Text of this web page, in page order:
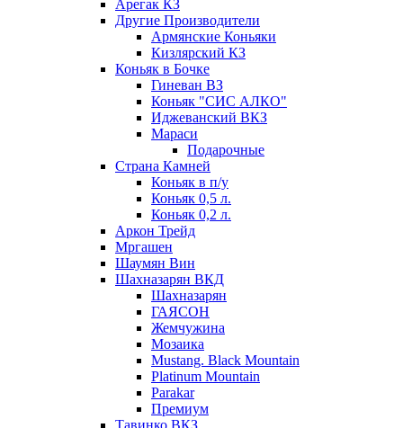
Арегак КЗ
Другие Производители
Армянские Коньяки
Кизлярский КЗ
Коньяк в Бочке
Гиневан ВЗ
Коньяк "СИС АЛКО"
Иджеванский ВКЗ
Мараси
Подарочные
Страна Камней
Коньяк в п/у
Коньяк 0,5 л.
Коньяк 0,2 л.
Аркон Трейд
Мргашен
Шаумян Вин
Шахназарян ВКД
Шахназарян
ГАЯСОН
Жемчужина
Мозаика
Mustang. Black Mountain
Platinum Mountain
Parakar
Премиум
Тавинко ВКЗ